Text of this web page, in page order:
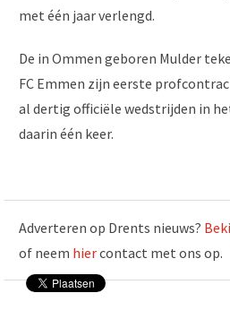
met één jaar verlengd.
De in Ommen geboren Mulder
FC Emmen zijn eerste
al dertig officiële wedstrijden in
daarin één keer.
Adverteren op Drents nieuws?
of neem hiercontact met ons op.